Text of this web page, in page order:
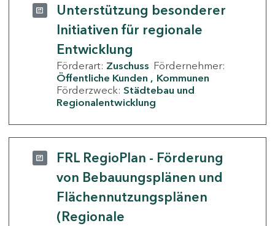
Unterstützung besonderer
Initiativen für regionale
Entwicklung
Förderart: Zuschuss Fördernehmer:
Öffentliche Kunden
Kommunen
Förderzweck: Städtebau und
Regionalentwicklung
FRL RegioPlan - Förderung
von Bebauungsplänen und
Flächennutzungsplänen
(Regionale